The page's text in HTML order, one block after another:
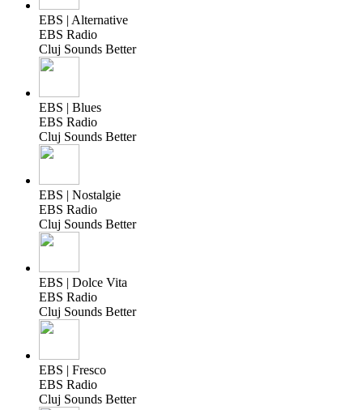
EBS | Alternative
EBS Radio
Cluj Sounds Better
EBS | Blues
EBS Radio
Cluj Sounds Better
EBS | Nostalgie
EBS Radio
Cluj Sounds Better
EBS | Dolce Vita
EBS Radio
Cluj Sounds Better
EBS | Fresco
EBS Radio
Cluj Sounds Better